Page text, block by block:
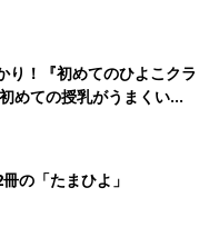
り！『初めてのひよこクラ
めての授乳がうまくい
本と夏のトラブル 解決テ
の「たまひよ」